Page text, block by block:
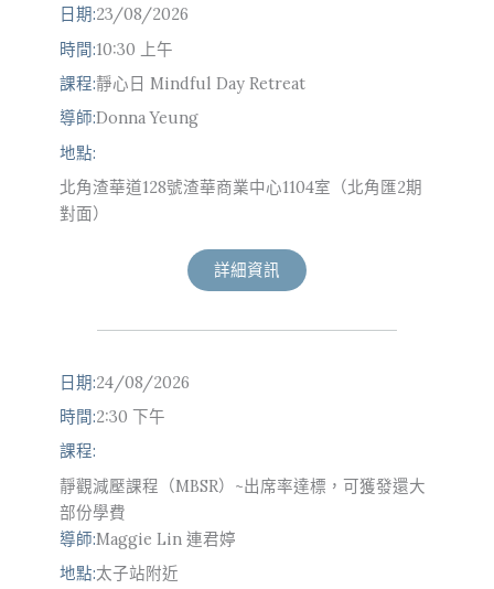
日期:23/08/2026
時間:10:30 上午
課程:靜心日 Mindful Day Retreat
導師:Donna Yeung
地點:
北角渣華道128號渣華商業中心1104室（北角匯2期
對面）
詳細資訊
日期:24/08/2026
時間:2:30 下午
課程:
靜觀減壓課程（MBSR）~出席率達標，可獲發還大
部份學費
導師:Maggie Lin 連君婷
地點:太子站附近